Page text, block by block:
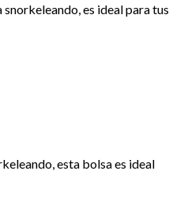
es ideal para tus
esta bolsa es ideal